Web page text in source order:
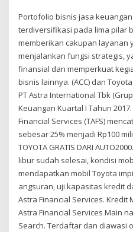
Portofolio bisnis jasa
terdiversifikasi pada lima pilar
memberikan cakupan layanan
menjalankan fungsi strategis,
finansial dan memperkuat
bisnis lainnya. (ACC) dan
PT Astra International Tbk
Keuangan Kuartal I Tahun
Financial Services (TAFS)
sebesar 25% menjadi Rp100
TOYOTA GRATIS DARI
libur sudah selesai, kondisi
mendapatkan mobil Toyota
angsuran, uji kapasitas kredit
Astra Financial Services. Kredit
Astra Financial Services Main
Search. Terdaftar dan diawasi